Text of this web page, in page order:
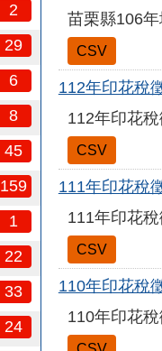
2
29
6
8
45
159
1
22
33
24
苗栗縣106
CSV
112年印花稅
112年印花
CSV
111年印花稅
111年印花
CSV
110年印花稅
110年印花